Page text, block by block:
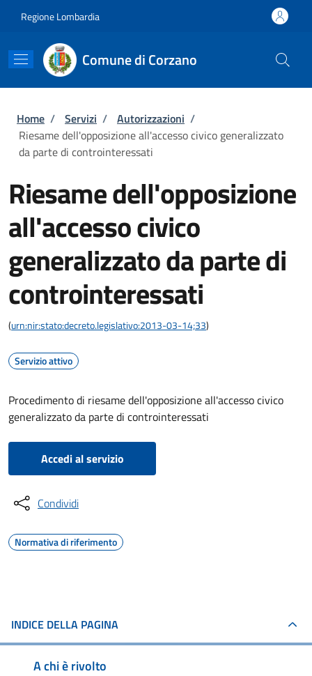
Regione Lombardia
Comune di Corzano
Briciole di pane
Home / Servizi / Autorizzazioni /
Riesame dell'opposizione all'accesso civico generalizzato
da parte di controinteressati
Riesame dell'opposizione
all'accesso civico
generalizzato da parte di
controinteressati
(urn:nir:stato:decreto.legislativo:2013-03-14;33)
Servizio attivo
Procedimento di riesame dell'opposizione all'accesso civico
generalizzato da parte di controinteressati
Accedi al servizio
Condividi
Normativa di riferimento
INDICE DELLA PAGINA
A chi è rivolto